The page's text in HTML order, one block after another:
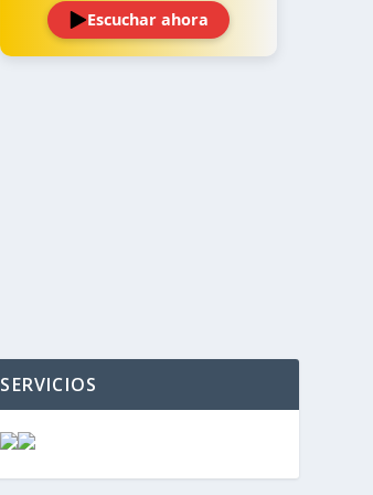
Escuchar ahora
SERVICIOS